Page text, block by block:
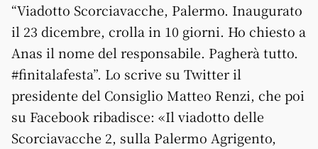
“Viadotto Scorciavacche, Palermo. Inaugurato
il 23 dicembre, crolla in 10 giorni. Ho chiesto a
Anas il nome del responsabile. Pagherà tutto.
#finitalafesta”. Lo scrive su Twitter il
presidente del Consiglio Matteo Renzi, che poi
su Facebook ribadisce: «Il viadotto delle
Scorciavacche 2, sulla Palermo Agrigento,